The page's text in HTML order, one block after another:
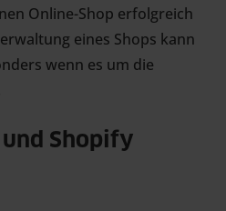
Online-Shop erfolgreich
eines Shops kann
wenn es um die
Shopify